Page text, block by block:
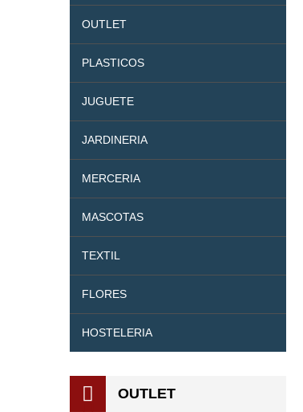
OUTLET
PLASTICOS
JUGUETE
JARDINERIA
MERCERIA
MASCOTAS
TEXTIL
FLORES
HOSTELERIA
OUTLET